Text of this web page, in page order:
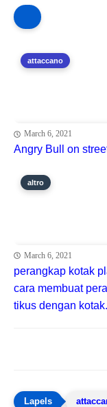
attaccano
March 6, 2021
Angry Bull on
altro
March 6, 2021
perangkap kotak
cara membuat
tikus dengan